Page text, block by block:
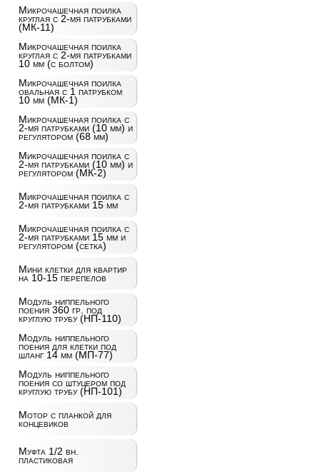
Микрочашечная поилка
круглая с 2-мя патрубками
(МК-11)
Микрочашечная поилка
круглая с 2-мя патрубками
10 мм (с болтом)
Микрочашечная поилка
овальная с 1 патрубком
10 мм (МК-1)
Микрочашечная поилка с
2-мя патрубками (10 мм) и
регулятором (68 мм)
Микрочашечная поилка с
2-мя патрубками (10 мм) и
регулятором (МК-2)
Микрочашечная поилка с
2-мя патрубками 15 мм
Микрочашечная поилка с
2-мя патрубками 15 мм и
регулятором (сетка)
Мини клетки для квартир
на 10-15 перепелов
Модуль ниппельного
поения 360 гр. под
круглую трубу (НП-110)
Модуль ниппельного
поения для клетки под
шланг 14 мм (МП-77)
Модуль ниппельного
поения со штуцером под
круглую трубу (НП-101)
Мотор с планкой для
концевиков
Муфта 1/2 вн.
пластиковая